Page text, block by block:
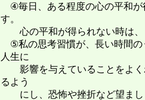
④毎日、ある程度の心の平和が
す。
心の平和が得られない時は、
⑤私の思考習慣が、長い時間の
人生に
影響を与えていることをよく
るよう
にし、恐怖や挫折など望まし